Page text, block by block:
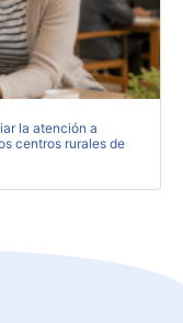
la atención a
centros rurales de